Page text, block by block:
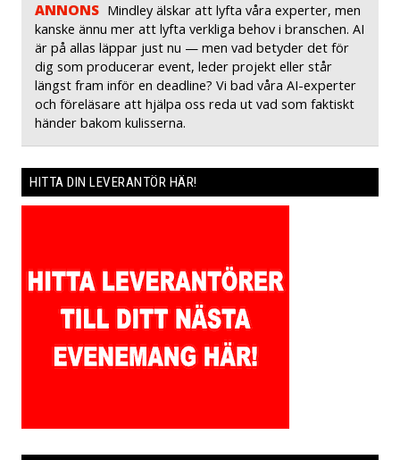
ANNONS Mindley älskar att lyfta våra experter, men
kanske ännu mer att lyfta verkliga behov i branschen. AI
är på allas läppar just nu — men vad betyder det för
dig som producerar event, leder projekt eller står
längst fram inför en deadline? Vi bad våra AI-experter
och föreläsare att hjälpa oss reda ut vad som faktiskt
händer bakom kulisserna.
HITTA DIN LEVERANTÖR HÄR!